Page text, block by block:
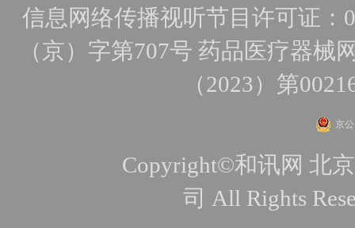
信息网络传播视听节目许可证：
（京）字第707号 药品医疗器械
（2023）第
京
Copyright©和讯网 北
司 All Rights